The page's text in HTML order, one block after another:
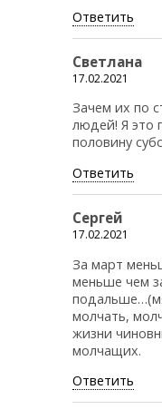
Ответить
Светлана
17.02.2021
Зачем их по
людей! Я это
половину
Ответить
Сергей
17.02.2021
За март
меньше чем
молчать,
жизни
молчащих.
Ответить